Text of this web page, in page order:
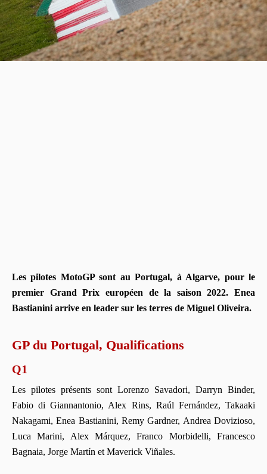
Les pilotes MotoGP sont au Portugal, à Algarve, pour le
premier Grand Prix européen de la saison 2022. Enea
Bastianini arrive en leader sur les terres de Miguel Oliveira.
GP du Portugal, Qualifications
Q1
Les pilotes présents sont Lorenzo Savadori, Darryn Binder,
Fabio di Giannantonio, Alex Rins, Raúl Fernández, Takaaki
Nakagami, Enea Bastianini, Remy Gardner, Andrea Dovizioso,
Luca Marini, Alex Márquez, Franco Morbidelli, Francesco
Bagnaia, Jorge Martín et Maverick Viñales.